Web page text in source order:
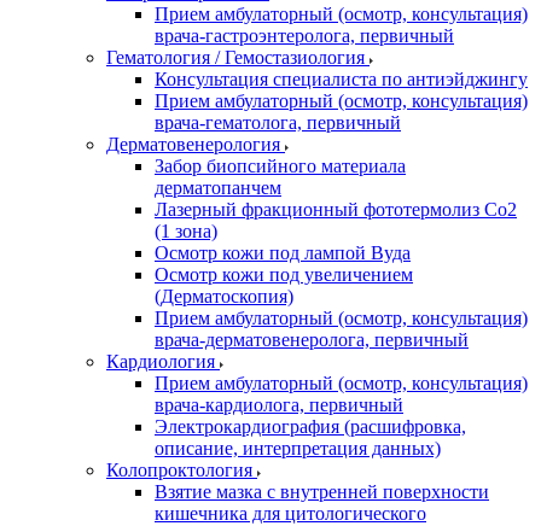
Прием амбулаторный (осмотр, консультация)
врача-гастроэнтеролога, первичный
Гематология / Гемостазиология
Консультация специалиста по антиэйджингу
Прием амбулаторный (осмотр, консультация)
врача-гематолога, первичный
Дерматовенерология
Забор биопсийного материала
дерматопанчем
Лазерный фракционный фототермолиз Со2
(1 зона)
Осмотр кожи под лампой Вуда
Осмотр кожи под увеличением
(Дерматоскопия)
Прием амбулаторный (осмотр, консультация)
врача-дерматовенеролога, первичный
Кардиология
Прием амбулаторный (осмотр, консультация)
врача-кардиолога, первичный
Электрокардиография (расшифровка,
описание, интерпретация данных)
Колопроктология
Взятие мазка с внутренней поверхности
кишечника для цитологического